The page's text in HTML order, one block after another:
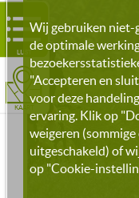
LIJST
KAART
Wij gebruiken niet-
de optimale
"Accepteren en
voor deze
ervaring. Klik op
weigeren
uitgeschakeld) of
op "Cookie-